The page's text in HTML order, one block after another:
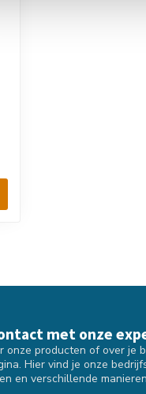
met onze
onze producten of over je
Hier vind je onze
en verschillende